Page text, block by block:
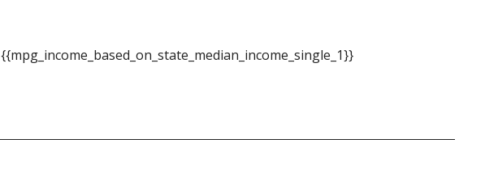
{{mpg_income_based_on_state_median_income_single_1}}